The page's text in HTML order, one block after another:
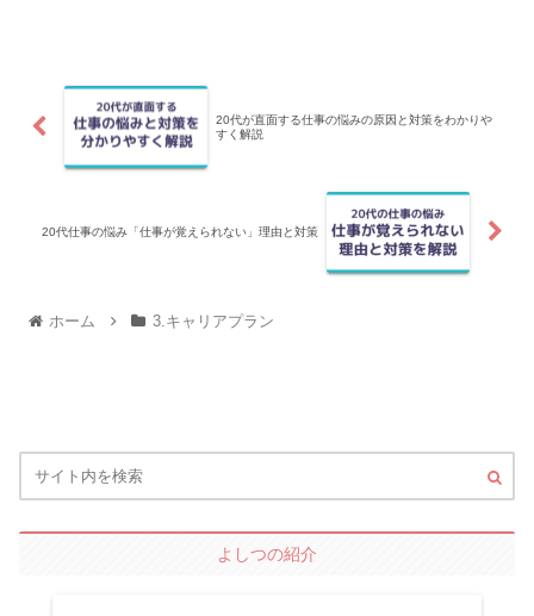
20代が直面する仕事の悩みの原因と対策をわかりや
すく解説
20代仕事の悩み「仕事が覚えられない」理由と対策
ホーム 3.キャリアプラン
よしつの紹介